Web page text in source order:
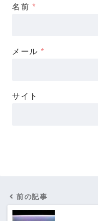
名前 *
メール*
サイト
前の記事